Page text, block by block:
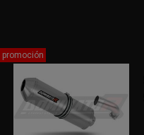
promoción